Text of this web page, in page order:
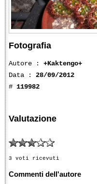
Fotografia
Autore : +Kaktengo+
Data : 28/09/2012
# 119982
Valutazione
3 voti ricevuti
Commenti dell'autore